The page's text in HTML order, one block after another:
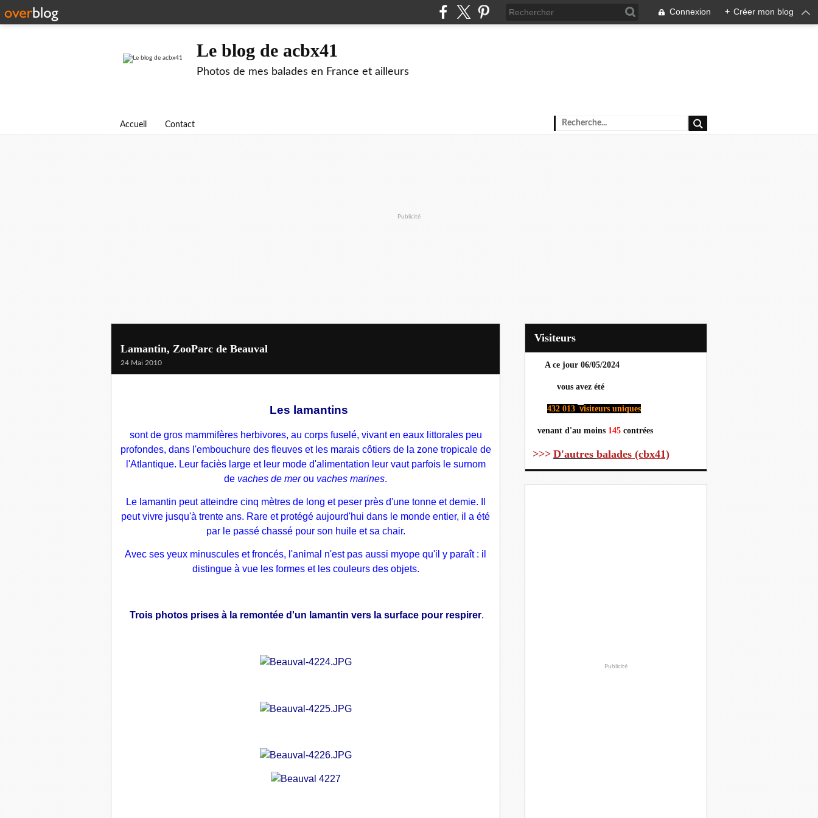
Connexion + Créer mon blog
Le blog de acbx41
Photos de mes balades en France et ailleurs
Accueil Contact
Publicité
Lamantin, ZooParc de Beauval
24 Mai 2010
Les lamantins
sont de gros mammifères herbivores, au corps fuselé, vivant en eaux littorales peu
profondes, dans l'embouchure des fleuves et les marais côtiers de la zone tropicale de
l'Atlantique. Leur faciès large et leur mode d'alimentation leur vaut parfois le surnom
de vaches de merou vaches marines.
Le lamantin peut atteindre cinq mètres de long et peser près d'une tonne et demie. Il
peut vivre jusqu'à trente ans. Rare et protégé aujourd'hui dans le monde entier, il a été
par le passé chassé pour son huile et sa chair.
Avec ses yeux minuscules et froncés, l'animal n'est pas aussi myope qu'il y paraît : il
distingue à vue les formes et les couleurs des objets.
Trois photos prises à la remontée d'un lamantin vers la surface pour respirer.
Visiteurs
A ce jour 06/05/2024
vous avez été
432 013 visiteurs uniques
venant d'au moins 145 contrées
>>> D'autres balades (cbx41)
Publicité